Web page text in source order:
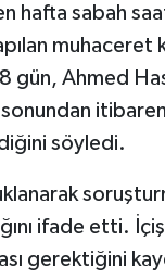
hafta sabah
Ahmed
sonundan
söyledi.
ifade etti.
gerektiğini